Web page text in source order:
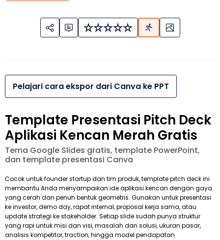
Pelajari cara ekspor dari Canva ke PPT
Template Presentasi Pitch Deck
Aplikasi Kencan Merah Gratis
Tema Google Slides gratis, template PowerPoint,
dan template presentasi Canva
Cocok untuk founder startup dan tim produk, template pitch deck ini
membantu Anda menyampaikan ide aplikasi kencan dengan gaya
yang cerah dan penuh bentuk geometris. Gunakan untuk presentasi
ke investor, demo day, rapat internal, proposal kerja sama, atau
update strategi ke stakeholder. Setiap slide sudah punya struktur
yang rapi untuk misi dan visi, masalah dan solusi, ukuran pasar,
analisis kompetitor, traction, hingga model pendapatan.